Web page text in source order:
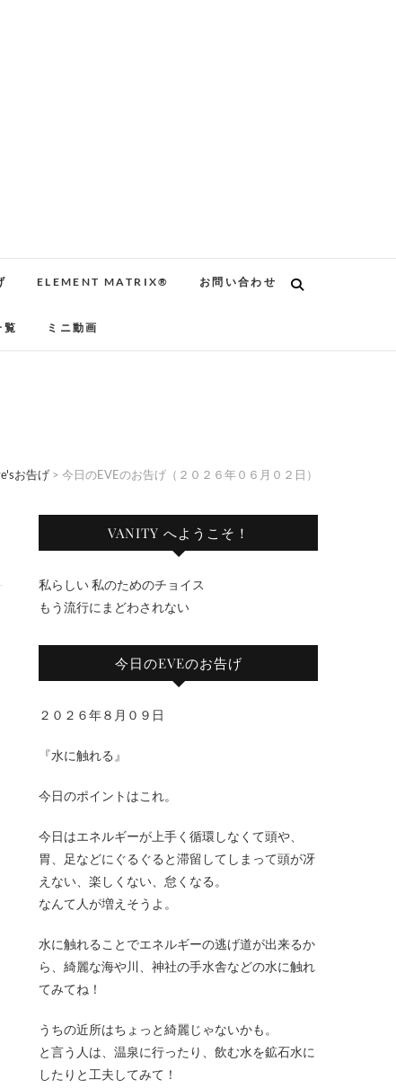
ELEMENT MATRIX® お問い合わせ
覧 ミニ動画
お告げ > 今日のEVEのお告げ（２０２６年０６月０２日）
VANITY へようこそ！
私らしい 私のためのチョイス
もう流行にまどわされない
今日のEVEのお告げ
２０２６年８月０９日
『水に触れる』
今日のポイントはこれ。
今日はエネルギーが上手く循環しなくて頭や、
胃、足などにぐるぐると滞留してしまって頭が冴
えない、楽しくない、怠くなる。
なんて人が増えそうよ。
水に触れることでエネルギーの逃げ道が出来るか
ら、綺麗な海や川、神社の手水舎などの水に触れ
てみてね！
うちの近所はちょっと綺麗じゃないかも。
と言う人は、温泉に行ったり、飲む水を鉱石水に
したりと工夫してみて！